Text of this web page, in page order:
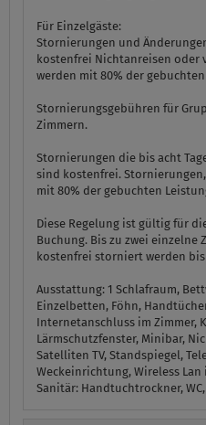
Für Einzelgäste:
Stornierungen und
kostenfrei Nichtanreisen oder
werden mit 80% der
Stornierungsgebühren für
Zimmern.
Stornierungen die bis acht
sind kostenfrei.
mit 80% der gebuchten
Diese Regelung ist gültig für
Buchung. Bis zu zwei
kostenfrei storniert werden bis
Ausstattung: 1 Schlafraum,
Einzelbetten, Föhn,
Internetanschluss im Zimmer,
Lärmschutzfenster, Minibar,
Satelliten TV, Standspiegel,
Weckeinrichtung, Wireless Lan
Sanitär: Handtuchtrockner,